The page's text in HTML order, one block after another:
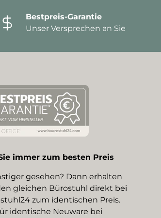
Bestpreis-Garantie
Unser Versprechen an Sie
immer zum besten Preis
gesehen? Dann erhalten
gleichen Bürostuhl direkt bei
zum identischen Preis.
identische Neuware bei